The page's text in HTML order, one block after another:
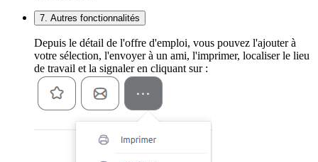
7. Autres fonctionnalités
Depuis le détail de l'offre d'emploi, vous pouvez l'ajouter à
votre sélection, l'envoyer à un ami, l'imprimer, localiser le lieu
de travail et la signaler en cliquant sur :